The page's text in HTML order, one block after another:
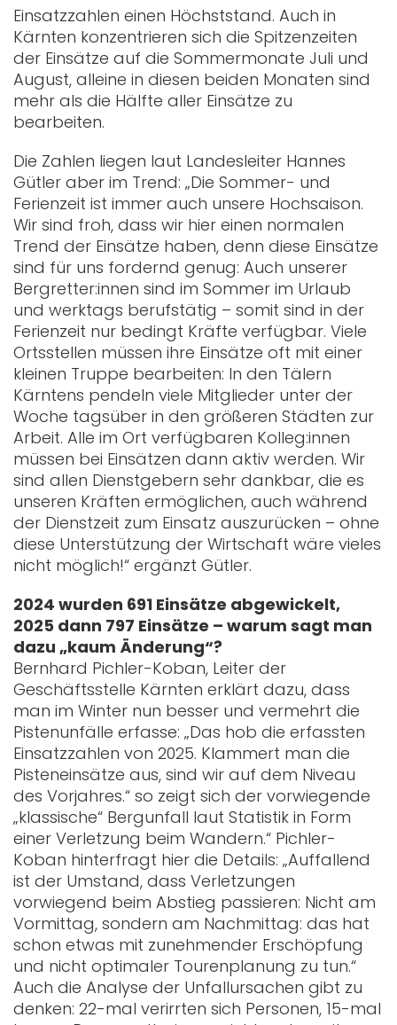
Einsatzzahlen einen Höchststand. Auch in
Kärnten konzentrieren sich die Spitzenzeiten
der Einsätze auf die Sommermonate Juli und
August, alleine in diesen beiden Monaten sind
mehr als die Hälfte aller Einsätze zu
bearbeiten.
Die Zahlen liegen laut Landesleiter Hannes
Gütler aber im Trend: „Die Sommer- und
Ferienzeit ist immer auch unsere Hochsaison.
Wir sind froh, dass wir hier einen normalen
Trend der Einsätze haben, denn diese Einsätze
sind für uns fordernd genug: Auch unserer
Bergretter:innen sind im Sommer im Urlaub
und werktags berufstätig – somit sind in der
Ferienzeit nur bedingt Kräfte verfügbar. Viele
Ortsstellen müssen ihre Einsätze oft mit einer
kleinen Truppe bearbeiten: In den Tälern
Kärntens pendeln viele Mitglieder unter der
Woche tagsüber in den größeren Städten zur
Arbeit. Alle im Ort verfügbaren Kolleg:innen
müssen bei Einsätzen dann aktiv werden. Wir
sind allen Dienstgebern sehr dankbar, die es
unseren Kräften ermöglichen, auch während
der Dienstzeit zum Einsatz auszurücken – ohne
diese Unterstützung der Wirtschaft wäre vieles
nicht möglich!“ ergänzt Gütler.
2024 wurden 691 Einsätze abgewickelt,
2025 dann 797 Einsätze – warum sagt man
dazu „kaum Änderung“?
Bernhard Pichler-Koban, Leiter der
Geschäftsstelle Kärnten erklärt dazu, dass
man im Winter nun besser und vermehrt die
Pistenunfälle erfasse: „Das hob die erfassten
Einsatzzahlen von 2025. Klammert man die
Pisteneinsätze aus, sind wir auf dem Niveau
des Vorjahres.“ so zeigt sich der vorwiegende
„klassische“ Bergunfall laut Statistik in Form
einer Verletzung beim Wandern.“ Pichler-
Koban hinterfragt hier die Details: „Auffallend
ist der Umstand, dass Verletzungen
vorwiegend beim Abstieg passieren: Nicht am
Vormittag, sondern am Nachmittag: das hat
schon etwas mit zunehmender Erschöpfung
und nicht optimaler Tourenplanung zu tun.“
Auch die Analyse der Unfallursachen gibt zu
denken: 22-mal verirrten sich Personen, 15-mal